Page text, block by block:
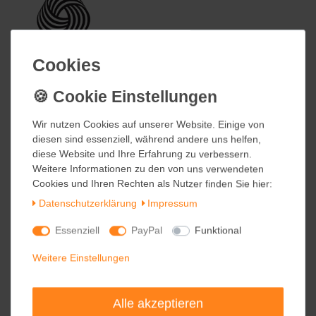
Cookies
Wir nutzen Cookies auf unserer Website. Einige von
diesen sind essenziell, während andere uns helfen,
diese Website und Ihre Erfahrung zu verbessern.
Weitere Informationen zu den von uns verwendeten
Cookies und Ihren Rechten als Nutzer finden Sie hier:
Daten­schutz­erklärung
Impressum
Essenziell PayPal Funktional
Weitere Einstellungen
Alle akzeptieren
Cookies
Wir nutzen Cookies auf unserer Website. Einige von
diesen sind essenziell, während andere uns helfen,
diese Website und Ihre Erfahrung zu verbessern.
Weitere Informationen zu den von uns verwendeten
Cookies und Ihren Rechten als Nutzer finden Sie hier:
Daten­schutz­erklärung
Impressum
Essenziell PayPal Funktional
Weitere Einstellungen
Alle akzeptieren